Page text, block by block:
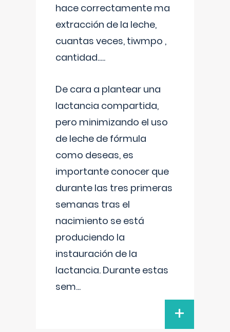
hace correctamente ma
extracción de la leche,
cuantas veces, tiwmpo ,
cantidad.....
De cara a plantear una
lactancia compartida,
pero minimizando el uso
de leche de fórmula
como deseas, es
importante conocer que
durante las tres primeras
semanas tras el
nacimiento se está
produciendo la
instauración de la
lactancia. Durante estas
sem...
+